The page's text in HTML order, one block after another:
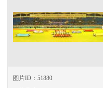
图片ID：51880